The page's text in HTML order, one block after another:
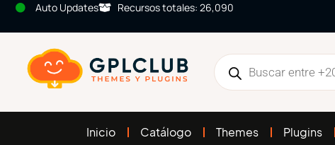
Auto Updates Recursos totales: 26,090
Inicio Catálogo Themes Plugins